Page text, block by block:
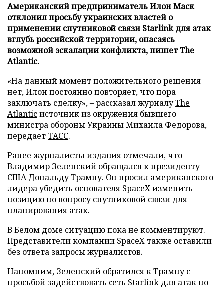
Американский предприниматель Илон Маск
отклонил просьбу украинских властей о
применении спутниковой связи Starlink для атак
вглубь российской территории, опасаясь
возможной эскалации конфликта, пишет The
Atlantic.
«На данный момент положительного решения
нет, Илон постоянно повторяет, что пора
заключать сделку», – рассказал журналуThe
Atlanticисточник из окружения бывшего
министра обороны Украины Михаила Федорова,
передаетТАСС.
Ранее журналисты издания отмечали, что
Владимир Зеленский обращался к президенту
США Дональду Трампу. Он просил американского
лидера убедить основателя SpaceX изменить
позицию по вопросу спутниковой связи для
планирования атак.
В Белом доме ситуацию пока не комментируют.
Представители компании SpaceX также оставили
без ответа запросы журналистов.
Напомним, Зеленский обратилсяк Трампу с
просьбой задействовать сеть Starlink для атак по